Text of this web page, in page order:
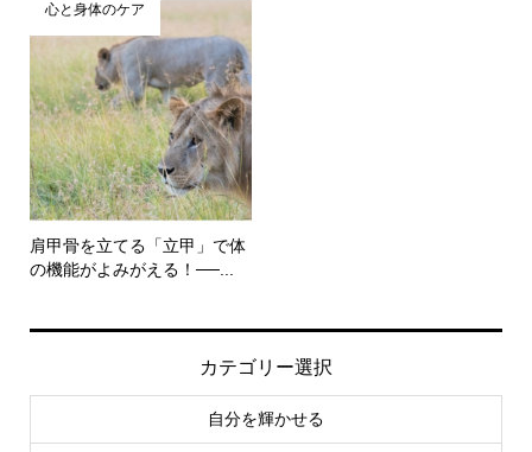
心と身体のケア
肩甲骨を立てる「立甲」で体
の機能がよみがえる！──...
カテゴリー選択
自分を輝かせる